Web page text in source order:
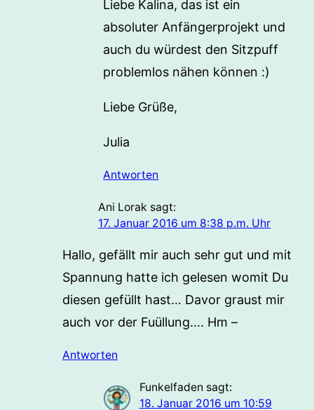
Liebe Kalina, das ist ein
absoluter Anfängerprojekt und
auch du würdest den Sitzpuff
problemlos nähen können :)
Liebe Grüße,
Julia
Antworten
Ani Lorak sagt:
17. Januar 2016 um 8:38 p.m. Uhr
Hallo, gefällt mir auch sehr gut und mit
Spannung hatte ich gelesen womit Du
diesen gefüllt hast… Davor graust mir
auch vor der Fuüllung…. Hm –
Antworten
Funkelfaden sagt:
18. Januar 2016 um 10:59